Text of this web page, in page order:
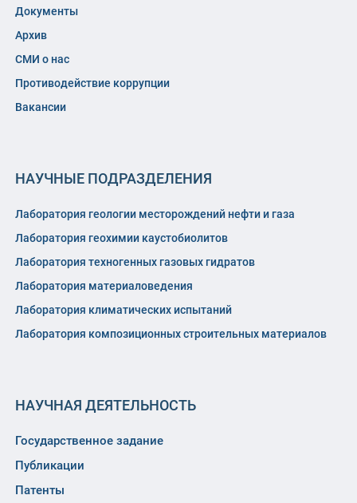
Документы
Архив
СМИ о нас
Противодействие коррупции
Вакансии
НАУЧНЫЕ ПОДРАЗДЕЛЕНИЯ
Лаборатория геологии месторождений нефти и газа
Лаборатория геохимии каустобиолитов
Лаборатория техногенных газовых гидратов
Лаборатория материаловедения
Лаборатория климатических испытаний
Лаборатория композиционных строительных материалов
НАУЧНАЯ ДЕЯТЕЛЬНОСТЬ
Государственное задание
Публикации
Патенты